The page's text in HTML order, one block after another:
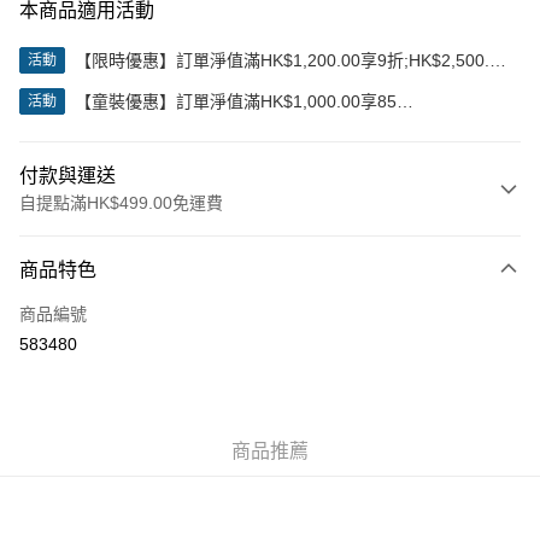
本商品適用活動
活動
【限時優惠】訂單淨值滿HK$1,200.00享9折;HK$2,500.00
活動
【童裝優惠】訂單淨值滿HK$1,000.00享85
付款與運送
自提點滿HK$499.00免運費
信用卡
Apple Pay
商品特色
商品編號
583480
商品推薦